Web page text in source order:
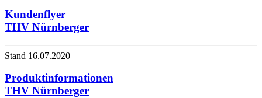
Kundenflyer
THV Nürnberger
Stand 16.07.2020
Produktinformationen
THV Nürnberger